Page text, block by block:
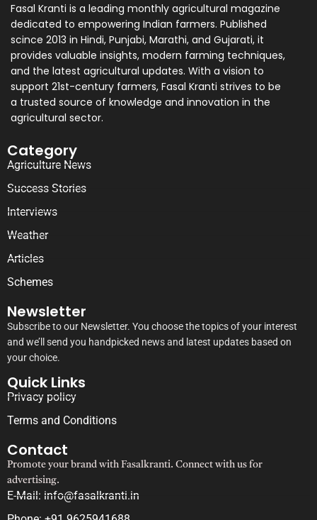
Fasal Kranti is a leading monthly agricultural magazine
dedicated to empowering Indian farmers. Published
scince 2013 in Hindi, Punjabi, Marathi, and Gujarati, it
provides valuable insights, modern farming techniques,
and the latest agricultural updates. With a vision to
support 21st-century farmers, Fasal Kranti strives to be
a trusted source of knowledge and innovation in the
agricultural sector.
Category
Agriculture News
Success Stories
Interviews
Weather
Articles
Schemes
Newsletter
Subscribe to our Newsletter. You choose the topics of your interest
and we’ll send you handpicked news and latest updates based on
your choice.
Quick Links
Privacy policy
Terms and Conditions
Contact
Promote your brand with Fasalkranti. Connect with us for
advertising.
E-Mail: info@fasalkranti.in